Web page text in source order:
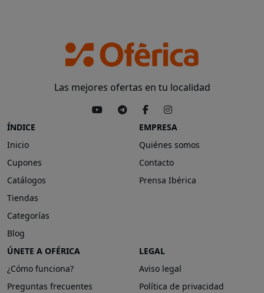
Las mejores ofertas en tu localidad
ÍNDICE
Inicio
Cupones
Catálogos
Tiendas
Categorías
Blog
EMPRESA
Quiénes somos
Contacto
Prensa Ibérica
ÚNETE A OFÉRICA
¿Cómo funciona?
Preguntas frecuentes
LEGAL
Aviso legal
Política de privacidad